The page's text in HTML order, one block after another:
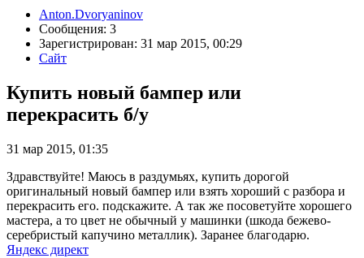
Anton.Dvoryaninov
Сообщения: 3
Зарегистрирован: 31 мар 2015, 00:29
Сайт
Купить новый бампер или
перекрасить б/у
31 мар 2015, 01:35
Здравствуйте! Маюсь в раздумьях, купить дорогой
оригинальный новый бампер или взять хороший с разбора и
перекрасить его. подскажите. А так же посоветуйте хорошего
мастера, а то цвет не обычный у машинки (шкода бежево-
серебристый капучино металлик). Заранее благодарю.
Яндекс директ